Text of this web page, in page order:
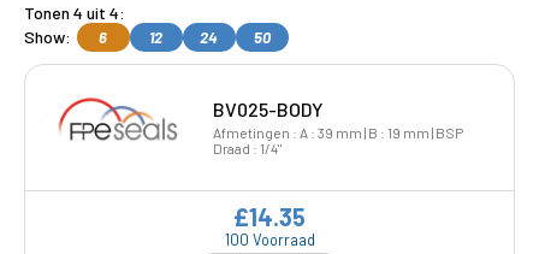
Tonen 4 uit 4:
Show:
6 12 24 50
BV025-BODY
Afmetingen : A : 39 mm | B : 19 mm | BSP
Draad : 1/4"
100 Voorraad
£14.35